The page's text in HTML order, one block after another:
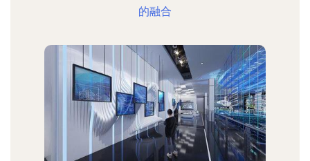
的融合